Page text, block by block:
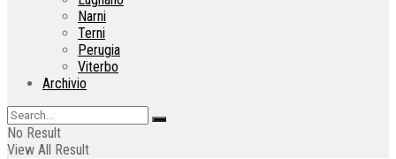
Narni
Terni
Perugia
Viterbo
Archivio
No Result
View All Result